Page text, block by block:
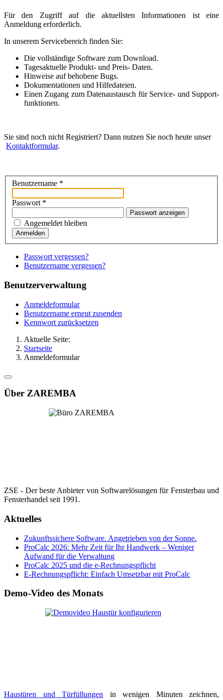
Für den Zugriff auf die aktuellsten Informationen ist eine
Anmeldung erforderlich.
In unserem Servicebereich finden Sie:
Die voll­ständige Software zum Download.
Tagesaktuelle Produkt- und Preis- Daten.
Hinweise auf behobene Bugs.
Dokumen­tationen und Hilfedateien.
Einen Zugang zum Daten­aus­tausch für Service- und Support­
funktionen.
Sie sind noch nicht Registriert? Dann nutzen Sie noch heute unser
Kontakt­formular.
Benutzername *
Passwort *
Passwort anzeigen
Angemeldet bleiben
Anmelden
Passwort vergessen?
Benutzername vergessen?
Benutzerverwaltung
Anmeldeformular
Benutzername erneut zusenden
Kennwort zurücksetzen
Aktuelle Seite:
Startseite
Anmeldeformular
Über ZAREMBA
ZSE - Der beste Anbieter von Softwarelösungen für Fensterbau und
Fensterhandel seit 1991.
Aktuelles
Zukunftssichere Software. Angetrieben von der Sonne.
ProCalc 2026: Mehr Zeit für Ihr Handwerk – Weniger
Aufwand für die Verwaltung
ProCalc 2025 und die e-Rechnungspflicht
E-Rechnungspflicht: Einfach Umsetzbar mit ProCalc
Demo-Video des Monats
Haustüren und Türfüllungen in wenigen Minuten zeichnen,